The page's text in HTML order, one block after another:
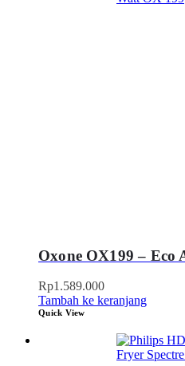
Oxone OX199 – Eco
Rp1.589.000
Tambah ke keranjang
Quick View